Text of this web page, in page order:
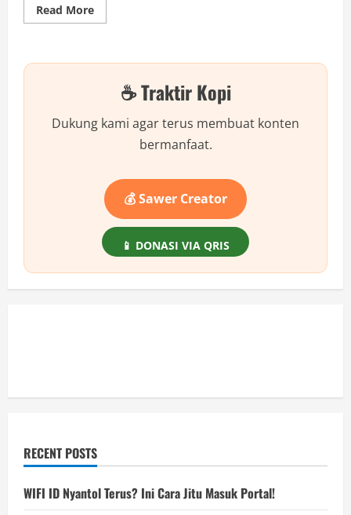
Read MoreRead
more
2026
Kampus:
Setahun
Cuma
Semester?
☕ Traktir Kopi
Dukung kami agar terus membuat konten
bermanfaat.
💰 Sawer Creator
📱 DONASI VIA QRIS
RECENT POSTS
WIFI ID Nyantol Terus? Ini Cara Jitu Masuk Portal!